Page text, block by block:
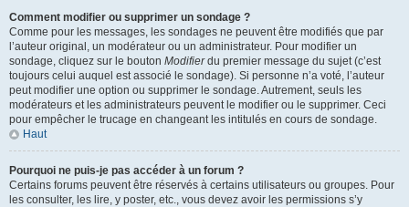
Comment modifier ou supprimer un sondage ?
Comme pour les messages, les sondages ne peuvent être modifiés que par
l’auteur original, un modérateur ou un administrateur. Pour modifier un
sondage, cliquez sur le bouton Modifierdu premier message du sujet (c’est
toujours celui auquel est associé le sondage). Si personne n’a voté, l’auteur
peut modifier une option ou supprimer le sondage. Autrement, seuls les
modérateurs et les administrateurs peuvent le modifier ou le supprimer. Ceci
pour empêcher le trucage en changeant les intitulés en cours de sondage.
Haut
Pourquoi ne puis-je pas accéder à un forum ?
Certains forums peuvent être réservés à certains utilisateurs ou groupes. Pour
les consulter, les lire, y poster, etc., vous devez avoir les permissions s’y